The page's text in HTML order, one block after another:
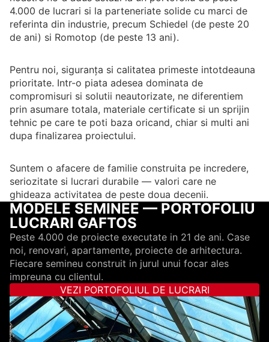
4.000 de lucrari si la parteneriate solide cu marci de
referinta din industrie, precum Schiedel (de peste 20
de ani) si Romotop (de peste 13 ani).
Pentru noi, siguranța si calitatea primeste intotdeauna
prioritate. Intr-o piata adesea dominata de
compromisuri si solutii neautorizate, ne diferentiem
prin asumare totala, materiale certificate si un sprijin
tehnic pe care te poti baza oricand, chiar si multi ani
dupa finalizarea proiectului.
Suntem o afacere de familie construita pe incredere,
seriozitate si lucrari durabile — valori care ne
ghideaza activitatea de peste doua decenii.
MODELE SEMINEE — PORTOFOLIU
LUCRARI GAFTOS
Peste 4.000 de proiecte executate in 21 de ani. Case
noi, renovari, apartamente, proiecte de arhitectura.
Fiecare semineu construit in jurul unui focar ales
impreuna cu clientul.
VEZI PORTOFOLIUL DE LUCRARI